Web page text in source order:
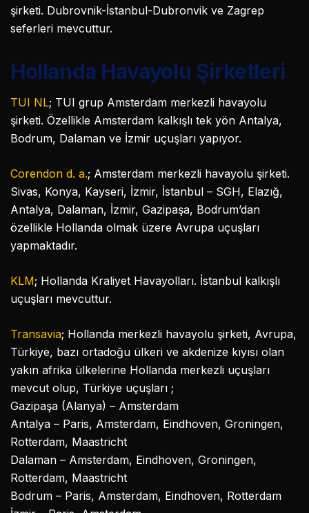
şirketi. Dubrovnik-İstanbul-Dubronvik ve Zagrep
seferleri mevcuttur.
Hollanda Havayolu Şirketleri
TUI NL; TUI grup Amsterdam merkezli havayolu
şirketi. Özellikle Amsterdam kalkışlı tek yön Antalya,
Bodrum, Dalaman ve İzmir uçuşları yapıyor.
Corendon d. a.; Amsterdam merkezli havayolu şirketi.
Sivas, Konya, Kayseri, İzmir, İstanbul – SGH, Elazığ,
Antalya, Dalaman, İzmir, Gazipaşa, Bodrum’dan
özellikle Hollanda olmak üzere Avrupa uçuşları
yapmaktadır.
KLM; Hollanda Kraliyet Havayolları. İstanbul kalkışlı
uçuşları mevcuttur.
Transavia; Hollanda merkezli havayolu şirketi, Avrupa,
Türkiye, bazı ortadoğu ülkeri ve akdenize kıyısı olan
yakın afrika ülkelerine Hollanda merkezli uçuşları
mevcut olup, Türkiye uçuşları ;
Gazipaşa (Alanya) – Amsterdam
Antalya – Paris, Amsterdam, Eindhoven, Groningen,
Rotterdam, Maastricht
Dalaman – Amsterdam, Eindhoven, Groningen,
Rotterdam, Maastricht
Bodrum – Paris, Amsterdam, Eindhoven, Rotterdam